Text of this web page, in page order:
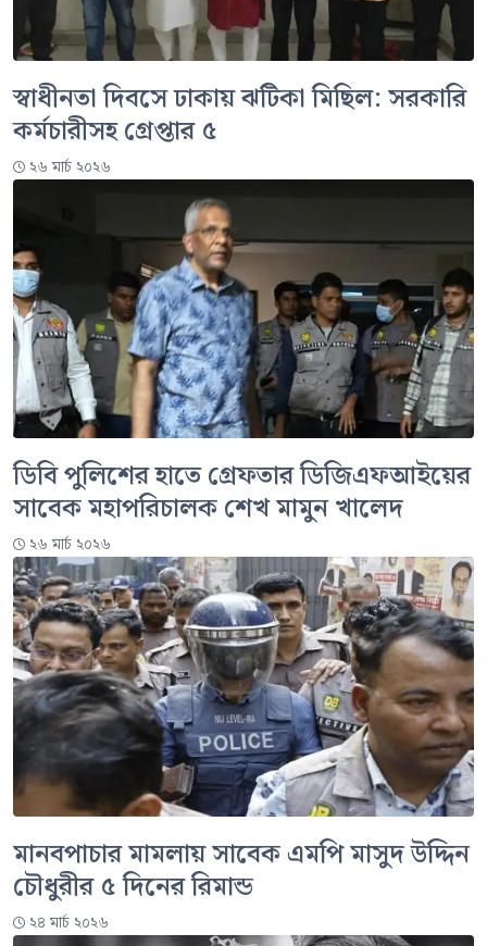
স্বাধীনতা দিবসে ঢাকায় ঝটিকা মিছিল: সরকারি
কর্মচারীসহ গ্রেপ্তার ৫
২৬ মার্চ ২০২৬
ডিবি পুলিশের হাতে গ্রেফতার ডিজিএফআইয়ের
সাবেক মহাপরিচালক শেখ মামুন খালেদ
২৬ মার্চ ২০২৬
মানবপাচার মামলায় সাবেক এমপি মাসুদ উদ্দিন
চৌধুরীর ৫ দিনের রিমান্ড
২৪ মার্চ ২০২৬